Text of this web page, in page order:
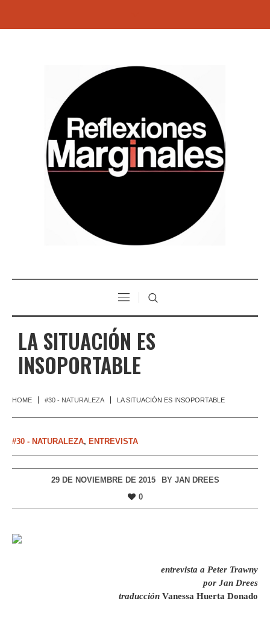
LA SITUACIÓN ES
INSOPORTABLE
HOME #30 - NATURALEZA LA SITUACIÓN ES INSOPORTABLE
#30 - NATURALEZA, ENTREVISTA
29 DE NOVIEMBRE DE 2015 BY JAN DREES
0
entrevista a Peter Trawny
por Jan Drees
traducción Vanessa Huerta Donado